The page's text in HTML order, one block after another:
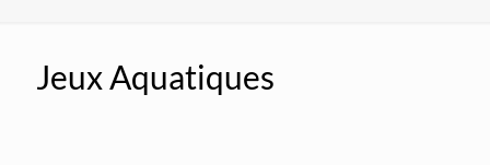
Jeux Aquatiques